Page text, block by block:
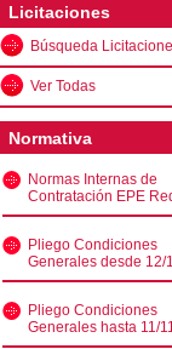
Licitaciones
Búsqueda
Ver Todas
Normativa
Normas Internas de
Contratación EPE
Pliego Condiciones
Generales desde 12/
Pliego Condiciones
Generales hasta 11/